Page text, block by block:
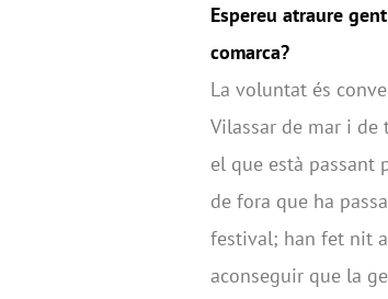
Espereu atraure
comarca?
La voluntat és
Vilassar de mar i de
el que està passant
de fora que ha
festival; han fet nit
aconseguir que la